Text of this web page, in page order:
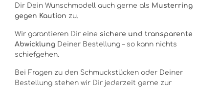
Dir Dein Wunschmodell auch gerne als Musterring
gegen Kaution zu.
Wir garantieren Dir eine sichere und transparente
Abwicklung Deiner Bestellung – so kann nichts
schiefgehen.
Bei Fragen zu den Schmuckstücken oder Deiner
Bestellung stehen wir Dir jederzeit gerne zur